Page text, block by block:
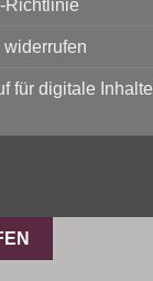
Richtlinie
widerrufen
für digitale Inhalte